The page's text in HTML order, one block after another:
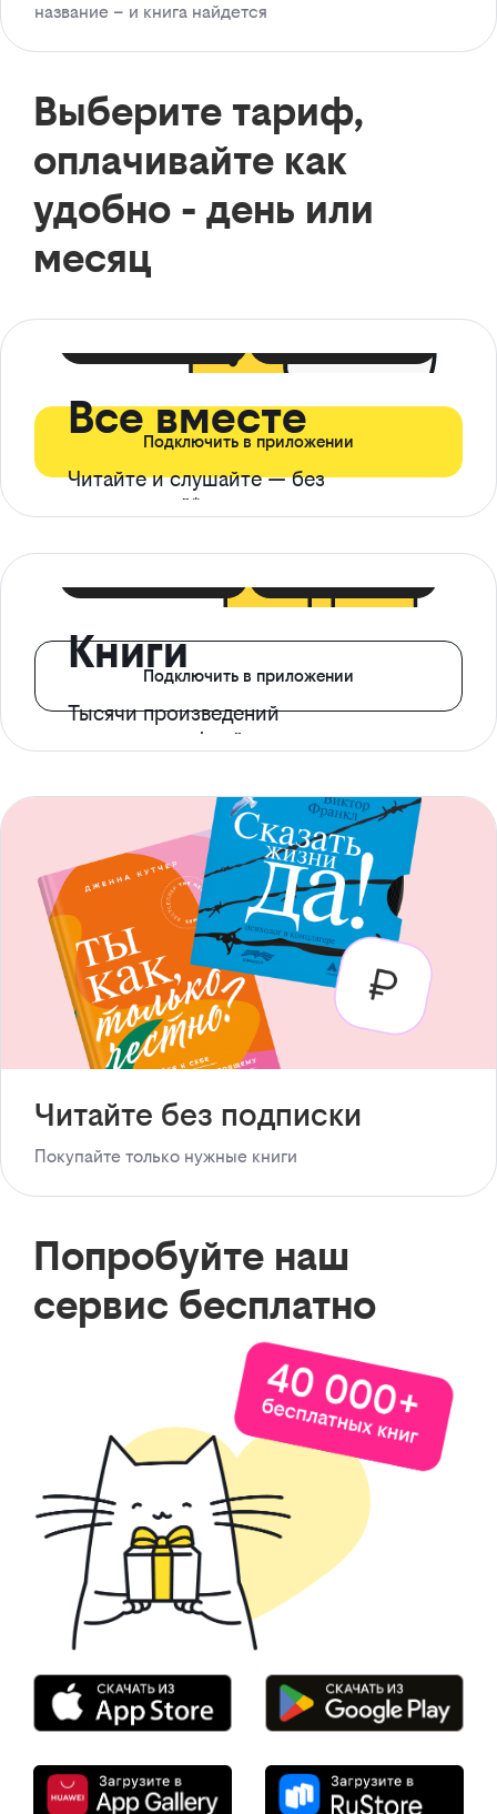
название – и книга найдется
Выберите тариф,
оплачивайте как
удобно - день или
месяц
Все вместе
Читайте и слушайте — без
ограничений*
Подключить в приложении
Книги
Тысячи произведений
с доступом офлайн
Подключить в приложении
Читайте без подписки
Покупайте только нужные книги
Попробуйте наш
сервис бесплатно